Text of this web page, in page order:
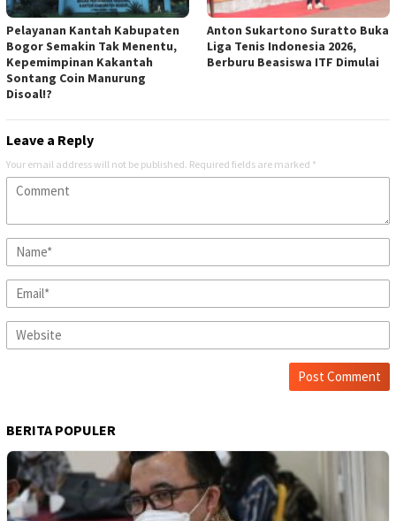
Pelayanan Kantah Kabupaten
Bogor Semakin Tak Menentu,
Kepemimpinan Kakantah
Sontang Coin Manurung
Disoal!?
Anton Sukartono Suratto Buka
Liga Tenis Indonesia 2026,
Berburu Beasiswa ITF Dimulai
Leave a Reply
Your email address will not be published. Required fields are marked *
BERITA POPULER